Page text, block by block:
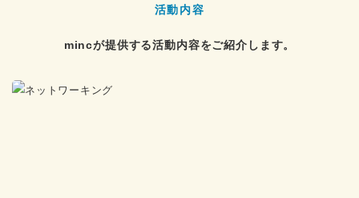
活動内容
mincが提供する活動内容をご紹介します。